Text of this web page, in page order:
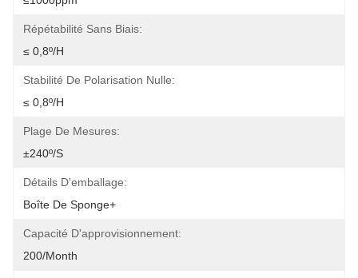
Répétabilité Sans Biais:
≤ 0,8º/h
Stabilité De Polarisation Nulle:
≤ 0,8º/h
Plage De Mesures:
±240º/s
Détails D'emballage:
Boîte De Sponge+
Capacité D'approvisionnement:
200/month